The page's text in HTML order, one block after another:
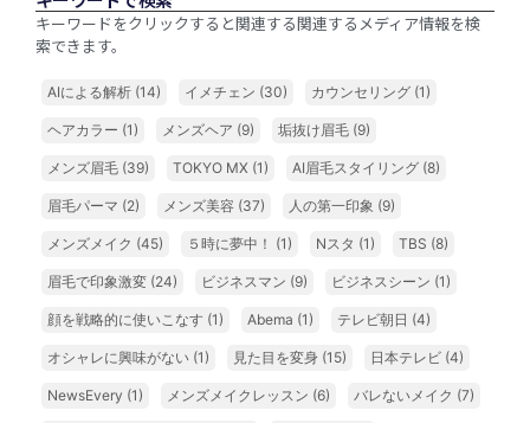
キーワードをクリックすると関連する関連するメディア情報を検
索できます。
AIによる解析 (14) イメチェン (30) カウンセリング (1)
ヘアカラー (1) メンズヘア (9) 垢抜け眉毛 (9)
メンズ眉毛 (39) TOKYO MX (1) AI眉毛スタイリング (8)
眉毛パーマ (2) メンズ美容 (37) 人の第一印象 (9)
メンズメイク (45) ５時に夢中！ (1) Nスタ (1) TBS (8)
眉毛で印象激変 (24) ビジネスマン (9) ビジネスシーン (1)
顔を戦略的に使いこなす (1) Abema (1) テレビ朝日 (4)
オシャレに興味がない (1) 見た目を変身 (15) 日本テレビ (4)
NewsEvery (1) メンズメイクレッスン (6) バレないメイク (7)